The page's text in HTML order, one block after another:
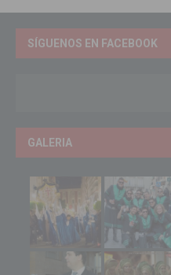
SÍGUENOS EN FACEBOOK
GALERIA